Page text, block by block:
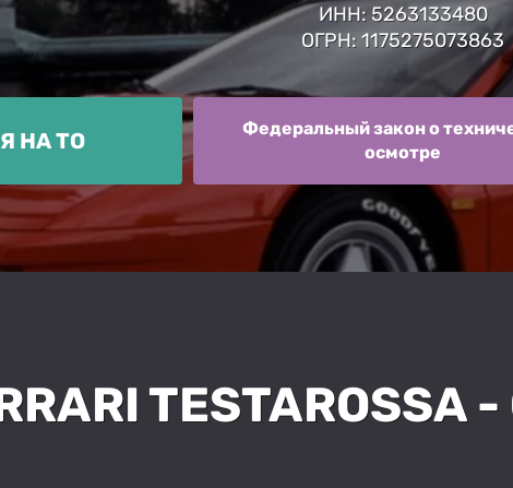
ИНН: 5263133480
ОГРН: 1175275073863
НА ТО
Федеральный закон о
осмотре